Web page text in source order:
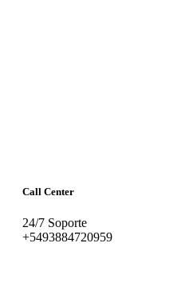
Call Center
24/7 Soporte
+5493884720959